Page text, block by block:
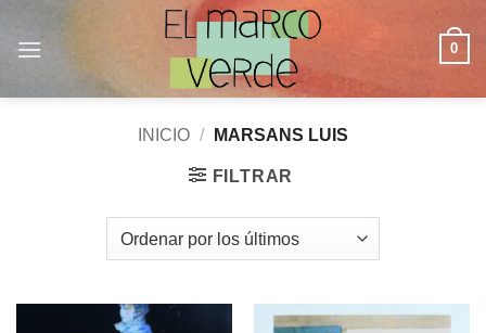
0
INICIO / MARSANS LUIS
FILTRAR